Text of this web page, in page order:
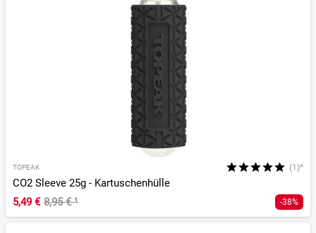
TOPEAK (1)*
CO2 Sleeve 25g - Kartuschenhülle
5,49 € 8,95 €¹ -38%